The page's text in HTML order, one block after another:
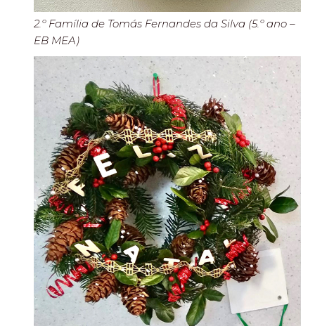
2.º Família de Tomás Fernandes da Silva (5.º ano –
EB MEA)